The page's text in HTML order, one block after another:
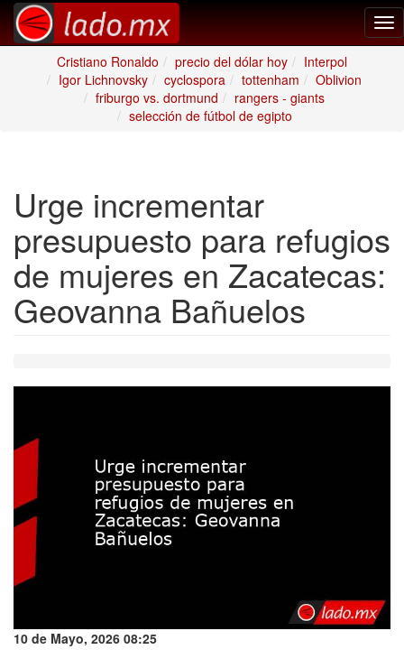
Cristiano Ronaldo
precio del dólar hoy
Interpol
Igor Lichnovsky
cyclospora tottenham
Oblivion
friburgo vs. dortmund
rangers - giants
selección de fútbol de egipto
Urge incrementar
presupuesto para refugios
de mujeres en Zacatecas:
Geovanna Bañuelos
10 de Mayo, 2026 08:25